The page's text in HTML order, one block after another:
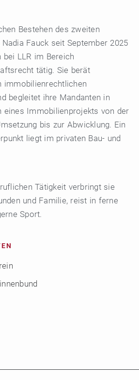
Bestehen des zweiten
Fauck seit September 2025
LLR im Bereich
tätig. Sie berät
immobilienrechtlichen
begleitet ihre Mandanten in
eines Immobilienprojekts von der
bis zur Abwicklung. Ein
liegt im privaten Bau- und
Tätigkeit verbringt sie
und Familie, reist in ferne
Sport.